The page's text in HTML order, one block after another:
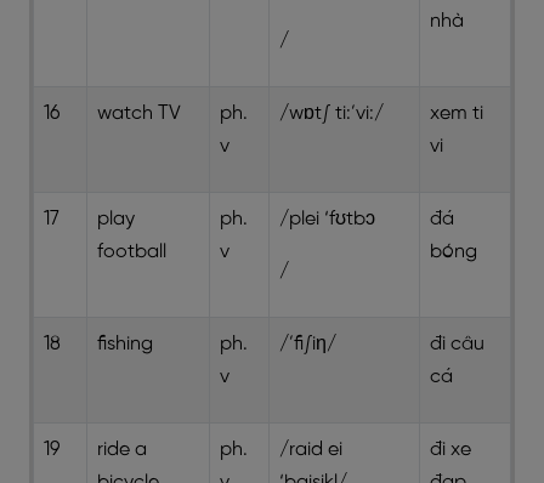
/
nhà
16 watch TV
ph.
v
/wɒt∫ ti:’vi:/
xem ti
vi
17
play
football
ph.
v
/plei ‘fʊtbɔ
/
đá
bóng
18 fishing
ph.
v
/’fi∫iη/
đi câu
cá
19
ride a
ph.
/raid ei
đi xe